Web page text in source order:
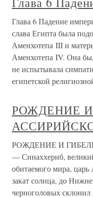
Глава 6 Падение
слава Египта была
Аменхотепа III и
Аменхотепа IV. Она
не испытывала
египетской
РОЖДЕНИЕ
РОЖДЕНИЕ И
— Синаххериб,
обитаемого мира,
закат солнца, до
черноголовых